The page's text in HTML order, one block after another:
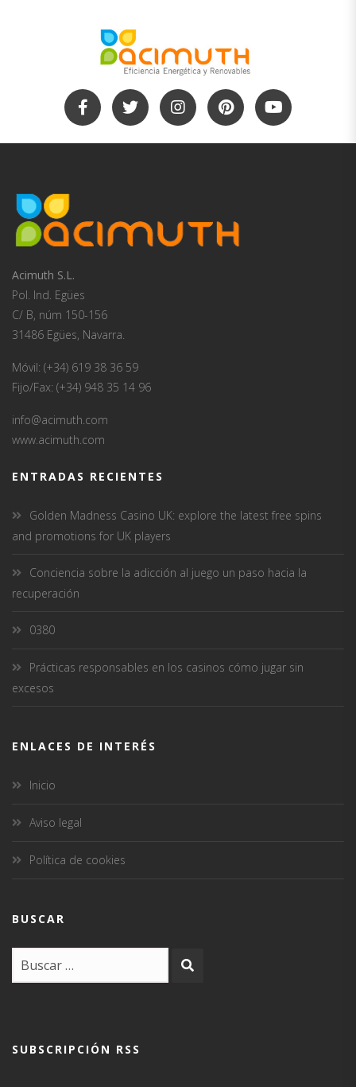
Acimuth S.L.
Pol. Ind. Egües
C/ B, núm 150-156
31486 Egües, Navarra.
Móvil: (+34) 619 38 36 59
Fijo/Fax: (+34) 948 35 14 96
info@acimuth.com
www.acimuth.com
ENTRADAS RECIENTES
Golden Madness Casino UK: explore the latest free spins
and promotions for UK players
Conciencia sobre la adicción al juego un paso hacia la
recuperación
0380
Prácticas responsables en los casinos cómo jugar sin
excesos
ENLACES DE INTERÉS
Inicio
Aviso legal
Política de cookies
BUSCAR
SUBSCRIPCIÓN RSS